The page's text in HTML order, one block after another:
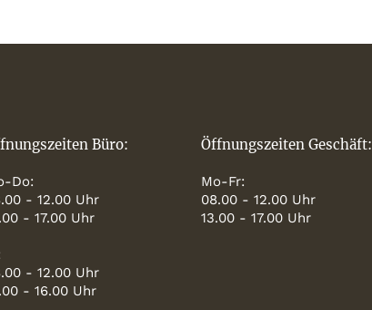
Büro:
Do:
- 12.00 Uhr
- 17.00 Uhr
- 12.00 Uhr
- 16.00 Uhr
Öffnungszeiten Geschäft:
Mo-Fr:
08.00 - 12.00 Uhr
13.00 - 17.00 Uhr